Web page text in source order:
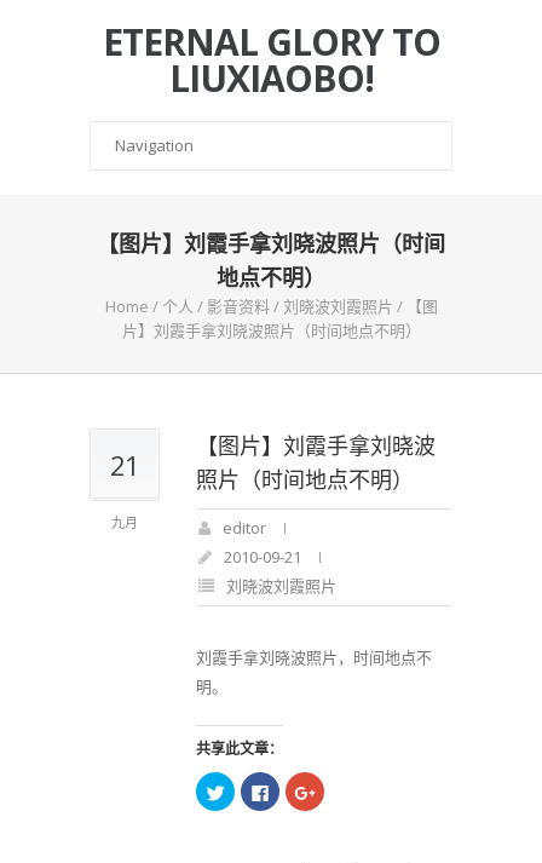
ETERNAL GLORY TO
LIUXIAOBO!
【图片】刘霞手拿刘晓波照片（时间
地点不明）
Home /个人 / 影音资料/刘晓波刘霞照片 /
【图
片】刘霞手拿刘晓波照片（时间地点不明）
21
九月
【图片】刘霞手拿刘晓波
照片（时间地点不明）
editor
2010-09-21
刘晓波刘霞照片
刘霞手拿刘晓波照片，时间地点不
明。
共享此文章：
点
击
点
击
点
击